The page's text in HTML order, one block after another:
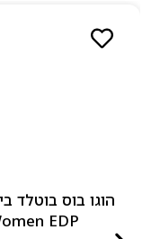
Bottled Beyond for Women EDP